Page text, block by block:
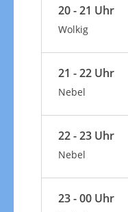
20 - 21 Uhr
Wolkig
21 - 22 Uhr
Nebel
22 - 23 Uhr
Nebel
23 - 00 Uhr